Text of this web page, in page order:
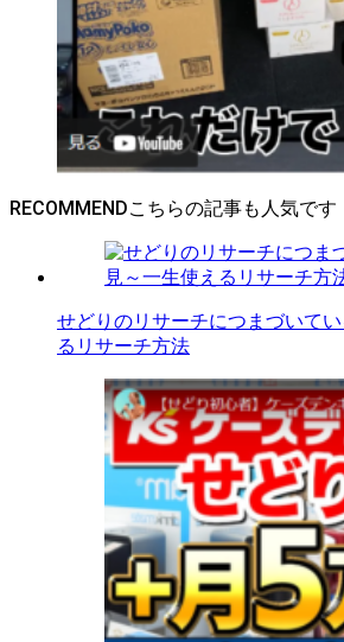
RECOMMEND
せどりのリサーチにつまづいて
るリサーチ方法